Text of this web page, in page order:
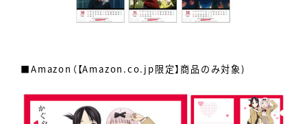
■Amazon（【Amazon.co.jp限定】商品のみ対象)